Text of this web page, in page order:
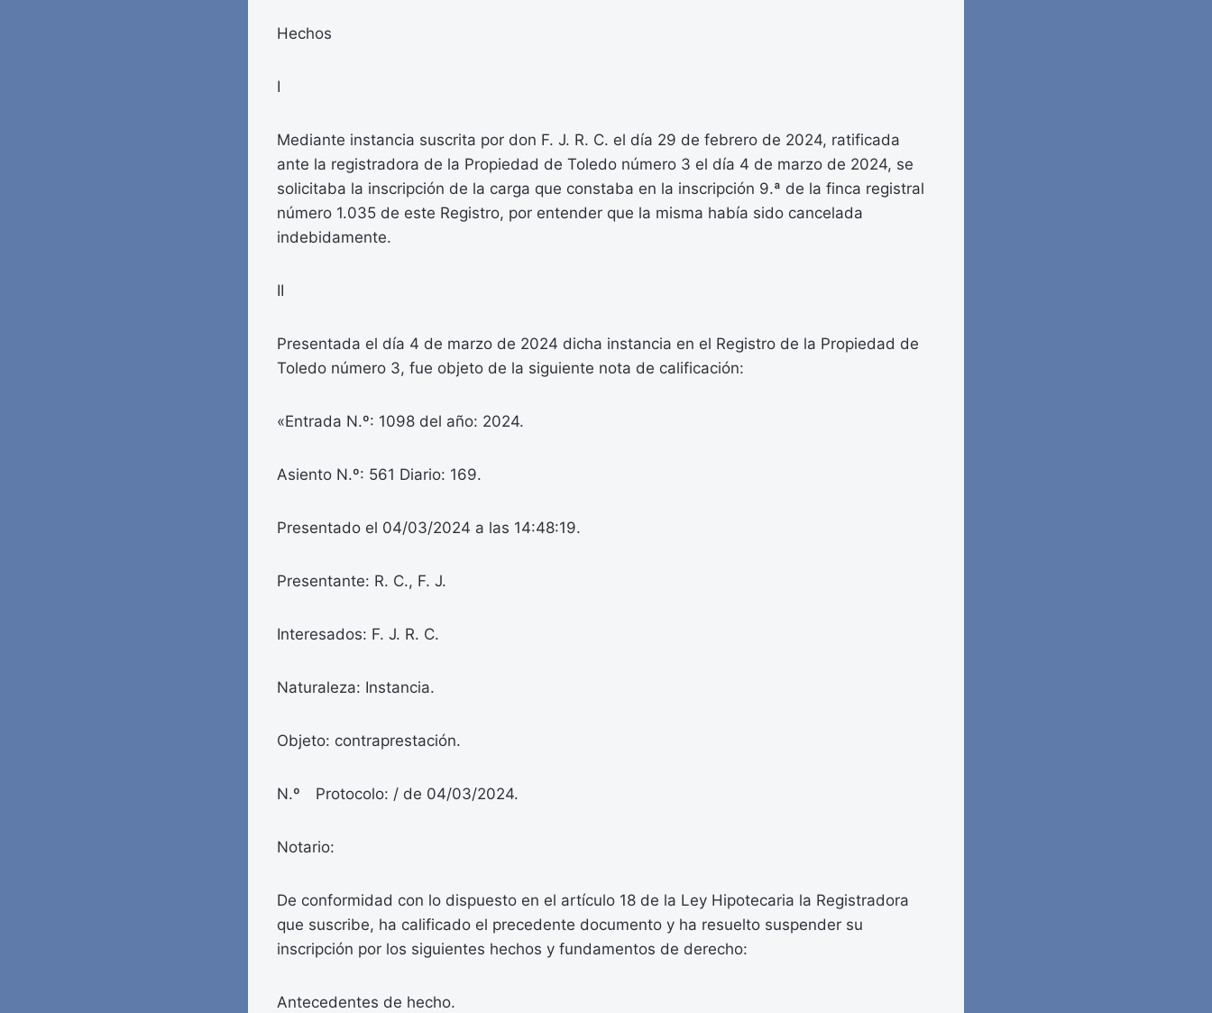
Hechos
I
Mediante instancia suscrita por don F. J. R. C. el día 29 de febrero de 2024, ratificada
ante la registradora de la Propiedad de Toledo número 3 el día 4 de marzo de 2024, se
solicitaba la inscripción de la carga que constaba en la inscripción 9.ª de la finca registral
número 1.035 de este Registro, por entender que la misma había sido cancelada
indebidamente.
II
Presentada el día 4 de marzo de 2024 dicha instancia en el Registro de la Propiedad de
Toledo número 3, fue objeto de la siguiente nota de calificación:
«Entrada N.º: 1098 del año: 2024.
Asiento N.º: 561 Diario: 169.
Presentado el 04/03/2024 a las 14:48:19.
Presentante: R. C., F. J.
Interesados: F. J. R. C.
Naturaleza: Instancia.
Objeto: contraprestación.
N.º Protocolo: / de 04/03/2024.
Notario:
De conformidad con lo dispuesto en el artículo 18 de la Ley Hipotecaria la Registradora
que suscribe, ha calificado el precedente documento y ha resuelto suspender su
inscripción por los siguientes hechos y fundamentos de derecho:
Antecedentes de hecho.